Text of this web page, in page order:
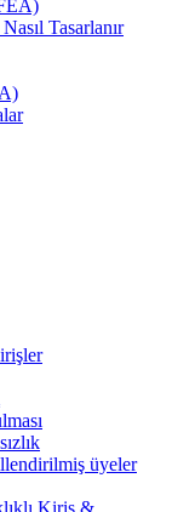
Tasarlanır
üyeler